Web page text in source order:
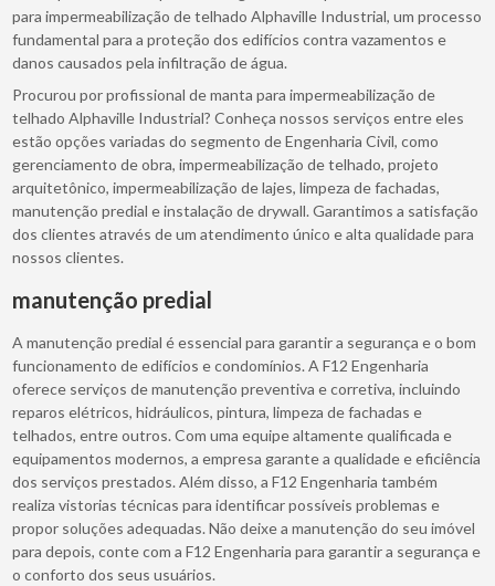
para impermeabilização de telhado Alphaville Industrial, um processo
fundamental para a proteção dos edifícios contra vazamentos e
danos causados pela infiltração de água.
Procurou por profissional de manta para impermeabilização de
telhado Alphaville Industrial? Conheça nossos serviços entre eles
estão opções variadas do segmento de Engenharia Civil, como
gerenciamento de obra, impermeabilização de telhado, projeto
arquitetônico, impermeabilização de lajes, limpeza de fachadas,
manutenção predial e instalação de drywall. Garantimos a satisfação
dos clientes através de um atendimento único e alta qualidade para
nossos clientes.
manutenção predial
A manutenção predial é essencial para garantir a segurança e o bom
funcionamento de edifícios e condomínios. A F12 Engenharia
oferece serviços de manutenção preventiva e corretiva, incluindo
reparos elétricos, hidráulicos, pintura, limpeza de fachadas e
telhados, entre outros. Com uma equipe altamente qualificada e
equipamentos modernos, a empresa garante a qualidade e eficiência
dos serviços prestados. Além disso, a F12 Engenharia também
realiza vistorias técnicas para identificar possíveis problemas e
propor soluções adequadas. Não deixe a manutenção do seu imóvel
para depois, conte com a F12 Engenharia para garantir a segurança e
o conforto dos seus usuários.